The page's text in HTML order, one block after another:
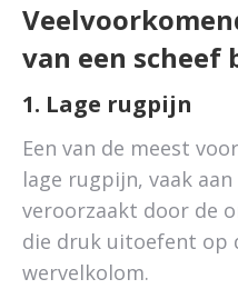
van een scheef
1. Lage rugpijn
Een van de meest
lage rugpijn, vaak
veroorzaakt door de
die druk uitoefent op
wervelkolom.